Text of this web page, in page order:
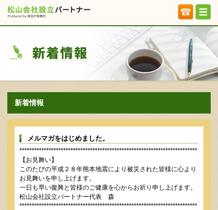
新着情報
メルマガをはじめました。
*************************************************************************
【お見舞い】
このたびの平成２８年熊本地震により被災された皆様に心より
お見舞いを申し上げます。
一日も早い復興と皆様のご健康を心からお祈り申し上げます。
松山会社設立パートナー代表 森
*************************************************************************